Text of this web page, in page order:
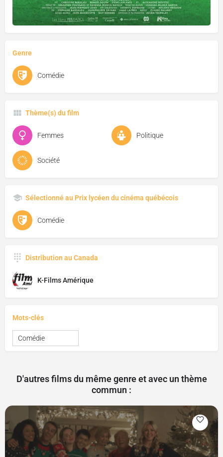
Genre
Comédie
Thème(s) du film
Femmes Politique
Société
Sélectionné au Prix lycéen du cinéma québécois
Comédie
Distribution au Canada
K-Films Amérique
Mots-clés
Comédie
D'autres films du même genre et avec un thème
commun :